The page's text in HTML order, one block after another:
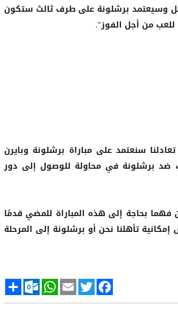
وسيعتمد برشلونة على طرف ثالث ستكون
للعب من أجل الفوز".
سنعتمد على مباراة برشلونة وبايرن
ضدبرشلونة في محاولة للوصول إلى دور
فهما بحاجة إلى هذه المباراة للمضي قدمًا
تأهلنا نحن أو برشلونة إلى المرحلة
Facebook
Twitter
Email
WhatsApp
Outlook.com
Share